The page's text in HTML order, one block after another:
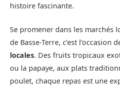
histoire fascinante.
Se promener dans les marchés
de Basse-Terre, c’est l’occasion
locales. Des fruits tropicaux
ou la papaye, aux plats
poulet, chaque repas est une